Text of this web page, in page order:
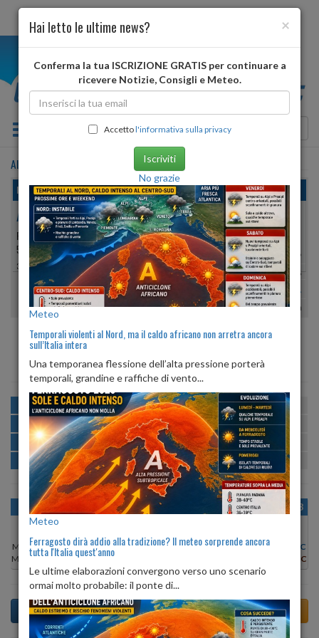
Toggle navigation
ALESSANDRIA DELLA ROCCA previsioni meteo
lunedì, 10 agosto 2026
ALESSANDRIA DELLA ROCCA
PROVINCIA DI:AGRIGENTO
533 METRI S.L.M.
37º 34′ 03″ N 13º 27′ 15″ E
Min:30°| Max:
31°
Umidità39%- 48%
vento debole
Pioggia:0 mm| Neve:0 mm
ore 06:18 ore 20:05
MATTINA min:20º max:30º U:50%-90%
POMERIGGIO min:30º max: 31º U:39%-48%
SERA min:23º max:32º U:
NOTTE min:20º max:22º U:88% 91%
OGGI
Min: 29°C
Max:31°C
SAB 08
Min: 29°C
Max: 31°C
DOM 09
Min:29°C
Max:
LUN 10
Min:30°C Min:29°C
MER 12
Min:30°C
GIO 13
Min:
30°C
31°C
×
Hai letto le ultime news?
Conferma la tua ISCRIZIONE GRATIS per continuare a
ricevere Notizie, Consigli e Meteo.
Accettol'informativa sulla privacy
Iscriviti
No grazie
Meteo
Temporali violenti al Nord, ma il caldo africano non arretra ancora
sull’Italia intera
Una temporanea flessione dell’alta pressione porterà
temporali, grandine e raffiche di vento...
Meteo
Ferragosto dirà addio alla tradizione? Il meteo sorprende ancora
tutta l'Italia quest'anno
Le ultime elaborazioni convergono verso uno scenario
ormai molto probabile: il ponte di...